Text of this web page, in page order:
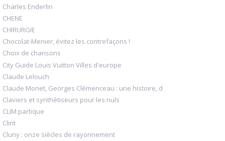
Charles Enderlin
CHENE
CHIRURGIE
Chocolat-Menier, évitez les contrefaçons !
Choix de chansons
City Guide Louis Vuitton Villes d'europe
Claude Lelouch
Claude Monet, Georges Clémenceau : une histoire, d
Claviers et synthétiseurs pour les nuls
CLIM partique
Clint
Cluny : onze siècles de rayonnement